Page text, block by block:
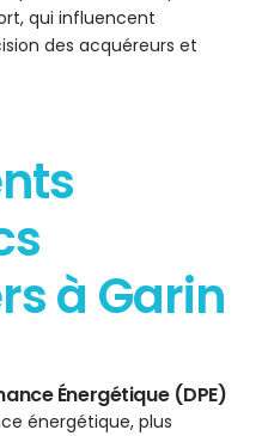
qui influencent
des acquéreurs et
à Garin
Énergétique (DPE)
énergétique, plus